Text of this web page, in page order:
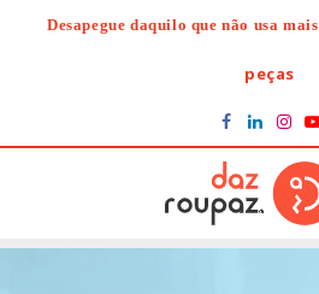
Desapegue daquilo que não usa
peças